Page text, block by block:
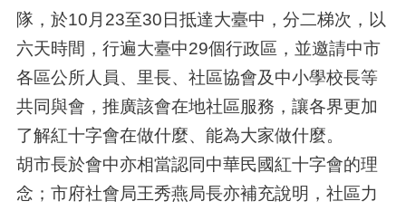
隊，於10月23至30日抵達大臺中，分二梯次，以
六天時間，行遍大臺中29個行政區，並邀請中市
各區公所人員、里長、社區協會及中小學校長等
共同與會，推廣該會在地社區服務，讓各界更加
了解紅十字會在做什麼、能為大家做什麼。
胡市長於會中亦相當認同中華民國紅十字會的理
念；市府社會局王秀燕局長亦補充說明，社區力